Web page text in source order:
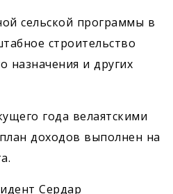
сельской программы в
строительство
назначения и других
года велаятскими
доходов выполнен на
Сердар